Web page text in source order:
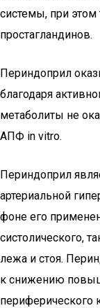
системы, при этом
простагландинов.
Периндоприл
благодаря
метаболиты не
АПФ in vitro.
Периндоприл
артериальной
фоне его
систолического,
лежа и стоя.
к снижению
периферического